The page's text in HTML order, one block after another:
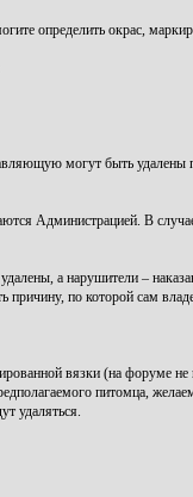
определить окрас,
могут быть
Администрацией. В
а нарушители –
по которой сам
вязки (на форуме
питомца,
удаляться.